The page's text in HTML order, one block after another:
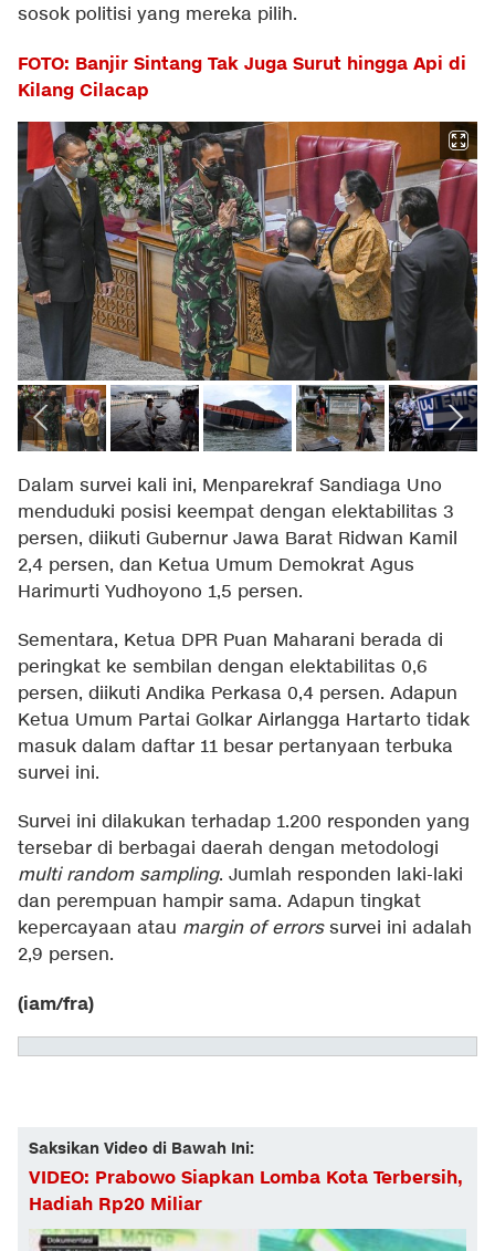
sosok politisi yang mereka pilih.
FOTO: Banjir Sintang Tak Juga Surut hingga Api di
Kilang Cilacap
Dalam survei kali ini, Menparekraf Sandiaga Uno
menduduki posisi keempat dengan elektabilitas 3
persen, diikuti Gubernur Jawa Barat Ridwan Kamil
2,4 persen, dan Ketua Umum Demokrat Agus
Harimurti Yudhoyono 1,5 persen.
Sementara, Ketua DPR Puan Maharani berada di
peringkat ke sembilan dengan elektabilitas 0,6
persen, diikuti Andika Perkasa 0,4 persen. Adapun
Ketua Umum Partai Golkar Airlangga Hartarto tidak
masuk dalam daftar 11 besar pertanyaan terbuka
survei ini.
Survei ini dilakukan terhadap 1.200 responden yang
tersebar di berbagai daerah dengan metodologi
multi random sampling. Jumlah responden laki-laki
dan perempuan hampir sama. Adapun tingkat
kepercayaan atau margin of errorssurvei ini adalah
2,9 persen.
(iam/fra)
Saksikan Video di Bawah Ini:
VIDEO: Prabowo Siapkan Lomba Kota Terbersih,
Hadiah Rp20 Miliar